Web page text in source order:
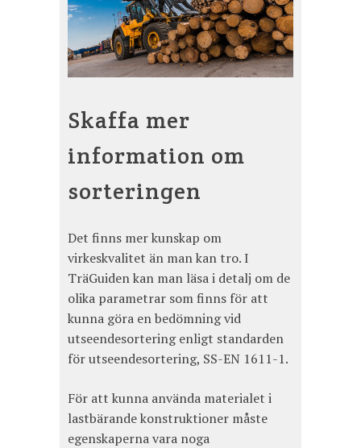
Skaffa mer
information om
sorteringen
Det finns mer kunskap om
virkeskvalitet än man kan tro. I
TräGuiden kan man läsa i detalj om de
olika parametrar som finns för att
kunna göra en bedömning vid
utseendesortering enligt standarden
för utseendesortering, SS-EN 1611-1.
För att kunna använda materialet i
lastbärande konstruktioner måste
egenskaperna vara noga